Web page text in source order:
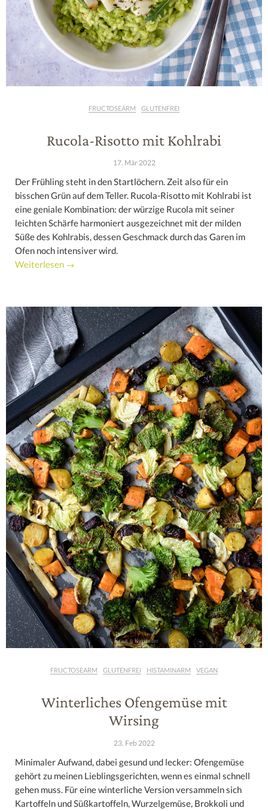
FRUCTOSEARM GLUTENFREI
Rucola-Risotto mit Kohlrabi
17. Mär 2022
Der Frühling steht in den Startlöchern. Zeit also für ein
bisschen Grün auf dem Teller. Rucola-Risotto mit Kohlrabi ist
eine geniale Kombination: der würzige Rucola mit seiner
leichten Schärfe harmoniert ausgezeichnet mit der milden
Süße des Kohlrabis, dessen Geschmack durch das Garen im
Ofen noch intensiver wird.
Weiterlesen →
FRUCTOSEARM GLUTENFREI HISTAMINARM VEGAN
Winterliches Ofengemüse mit
Wirsing
23. Feb 2022
Minimaler Aufwand, dabei gesund und lecker: Ofengemüse
gehört zu meinen Lieblingsgerichten, wenn es einmal schnell
gehen muss. Für eine winterliche Version versammeln sich
Kartoffeln und Süßkartoffeln, Wurzelgemüse, Brokkoli und